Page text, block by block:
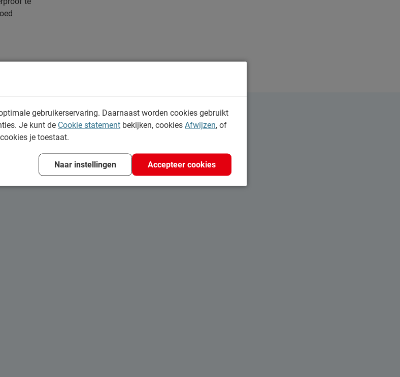
kunnen de
te maken,
een rijtje
gebruikerservaring. Daarnaast worden cookies gebruikt
Je kunt de Cookie statement bekijken, cookies Afwijzen, of
je toestaat.
Naar instellingen Accepteer cookies